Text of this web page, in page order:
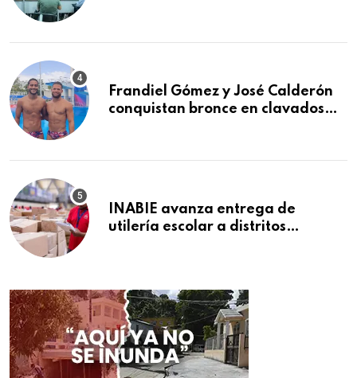
Frandiel Gómez y José Calderón
conquistan bronce en clavados
INABIE avanza entrega de
utilería escolar a distritos